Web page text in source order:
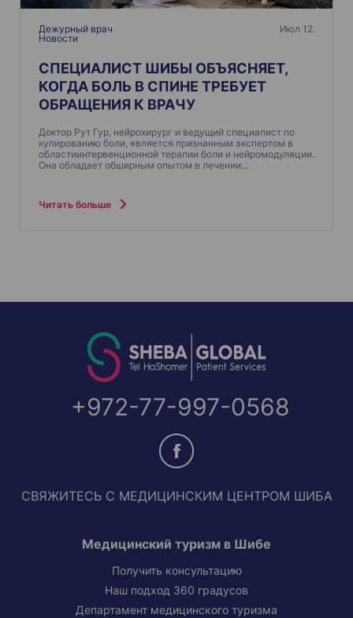
Дежурный врач
Новости
Июл 12.
СПЕЦИАЛИСТ ШИБЫ ОБЪЯСНЯЕТ,
КОГДА БОЛЬ В СПИНЕ ТРЕБУЕТ
ОБРАЩЕНИЯ К ВРАЧУ
Доктор Рут Гур, нейрохирург и ведущий специалист по
купированию боли, является признанным экспертом в
областиинтервенционной терапии боли и нейромодуляции.
Она обладает обширным опытом в лечении…
Читать больше
+972-77-997-0568
СВЯЖИТЕСЬ С МЕДИЦИНСКИМ ЦЕНТРОМ ШИБА
Медицинский туризм в Шибе
Получить консультацию
Наш подход 360 градусов
Департамент медицинского туризма